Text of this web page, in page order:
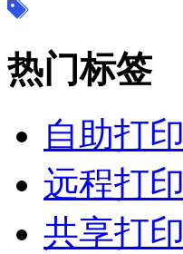
热门标签
自助打印
远程打印
共享打印